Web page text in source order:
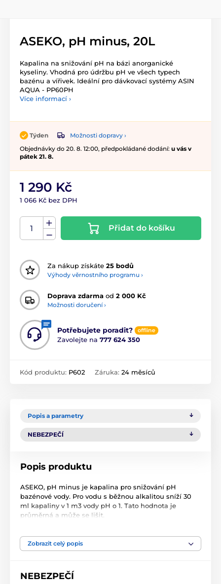
ASEKO, pH minus, 20L
Kapalina na snižování pH na bázi anorganické
kyseliny. Vhodná pro údržbu pH ve všech typech
bazénu a vířivek. Ideální pro dávkovací systémy ASIN
AQUA - PP60PH
Více informací ›
Týden
Možnosti dopravy ›
Objednávky do 20. 8. 12:00, předpokládané dodání: u vás v
pátek 21. 8.
1 290 Kč
1 066 Kč bez DPH
Přidat do košíku
Za nákup získáte 25 bodů
Výhody věrnostního programu ›
Doprava zdarma od 2 000 Kč
Možnosti doručení ›
Potřebujete poradit? offline
Zavolejte na 777 624 350
Kód produktu: P602 Záruka: 24 měsíců
Popis a parametry
NEBEZPEČÍ
Popis produktu
ASEKO, pH minus je kapalina pro snižování pH
bazénové vody. Pro vodu s běžnou alkalitou sníží 30
ml kapaliny v 1 m3 vody pH o 1. Tato hodnota je
průměrná a může se lišit.
rozsah pH vody v bazénu 6,4 – 7,6.
Zobrazit celý popis
NEBEZPEČÍ